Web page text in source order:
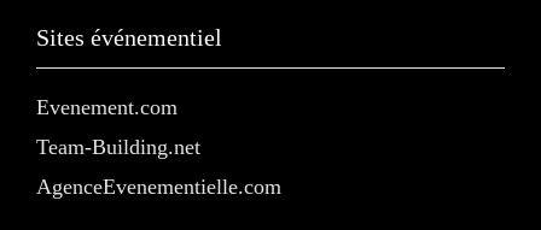
Sites événementiel
Evenement.com
Team-Building.net
AgenceEvenementielle.com